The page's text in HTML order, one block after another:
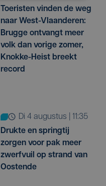
Toeristen vinden de weg
naar West-Vlaanderen:
Brugge ontvangt meer
volk dan vorige zomer,
Knokke-Heist breekt
record
di 4 augustus | 11:35
Drukte en springtij
zorgen voor pak meer
zwerfvuil op strand van
Oostende